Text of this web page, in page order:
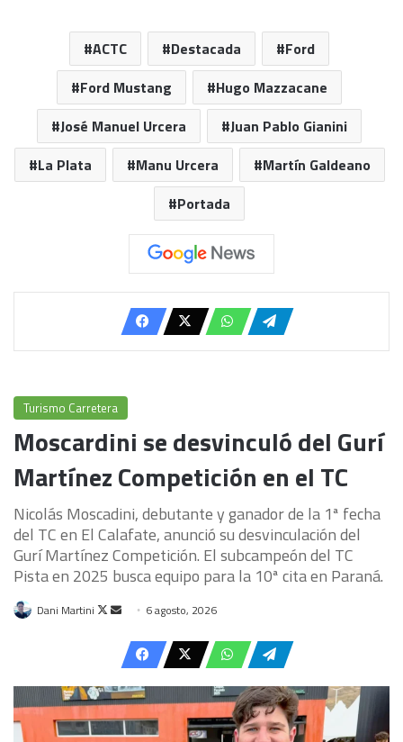
ACTC Destacada
Ford
Ford Mustang
Hugo Mazzacane
José Manuel Urcera
Juan Pablo Gianini
La Plata
Manu Urcera
Martín Galdeano
Portada